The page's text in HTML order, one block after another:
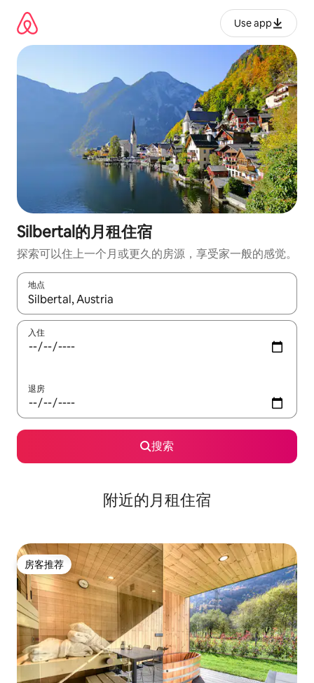
Use app
Silbertal的月租住宿
探索可以住上一个月或更久的房源，享受家一般的感觉。
地点
如有搜索结果，请使用上下方向键查看，或通过点击或滑动手势
入住
退房
搜索
附近的月租住宿
房客推荐
房客推荐